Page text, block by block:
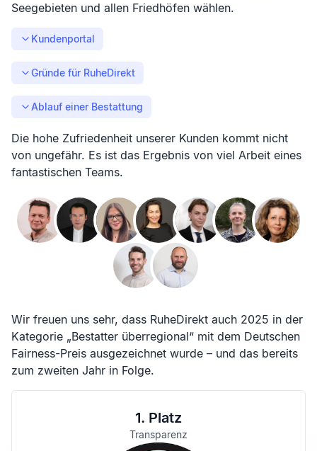
Seegebieten und allen Friedhöfen wählen.
Kundenportal
Gründe für RuheDirekt
Ablauf einer Bestattung
Die hohe Zufriedenheit unserer Kunden kommt nicht
von ungefähr. Es ist das Ergebnis von viel Arbeit eines
fantastischen Teams.
Wir freuen uns sehr, dass RuheDirekt auch 2025 in der
Kategorie „Bestatter überregional“ mit dem Deutschen
Fairness-Preis ausgezeichnet wurde – und das bereits
zum zweiten Jahr in Folge.
1. Platz
Transparenz